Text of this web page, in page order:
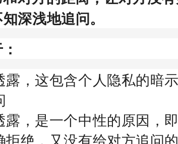
深浅地追问。
露，这包含个人隐私的暗
露，是一个中性的原因，
拒绝，又没有给对方追问